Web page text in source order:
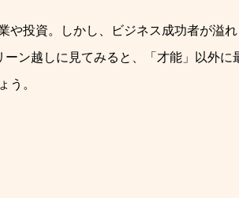
や投資。しかし、
ビジネス成功者が溢
ン越しに見てみると、「才能」
以外に
う。